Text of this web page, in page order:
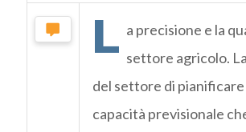
L a precisione e la
settore agricolo.
del settore di
capacità previsionale